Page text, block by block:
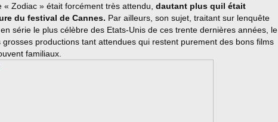
« Zodiac » était forcément très attendu, dautant plus quil était
du festival de Cannes. Par ailleurs, son sujet, traitant sur lenquête
série le plus célèbre des Etats-Unis de ces trente dernières années, le
productions tant attendues qui restent purement des bons films
familiaux.